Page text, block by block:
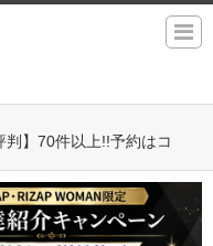
】70件以上!!予約はコ